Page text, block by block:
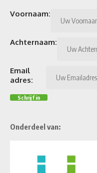
Voornaam:
Achternaam:
Email
adres:
Onderdeel van: